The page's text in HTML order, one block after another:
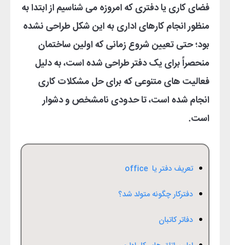
فضای کاری یا دفتری که امروزه می شناسیم از ابتدا به
منظور انجام کارهای اداری به این شکل طراحی نشده
بود؛ حتی تعیین شروع زمانی که اولین ساختمان
منحصراً برای یک دفتر طراحی شده است، به دلیل
فعالیت های متنوعی که برای حل مشکلات کاری
انجام شده است، تا حدودی نامشخص و دشوار
است.
تعریف دفتر یا office
دفترکار چگونه متولد شد؟
دفاتر کاتبان